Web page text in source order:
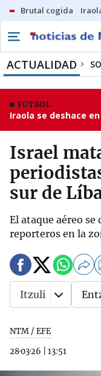
Brutal cogida
ACTUALIDAD
FÚTBOL
Iraola se deshace
Israel
sur de
El ataque aéreo
reporteros en la
NTM / EFE
28·03·26
13:51
Itzuli